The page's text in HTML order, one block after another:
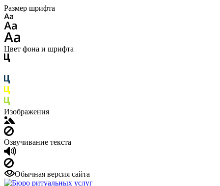
Размер шрифта
Цвет фона и шрифта
Изображения
Озвучивание текста
Обычная версия сайта